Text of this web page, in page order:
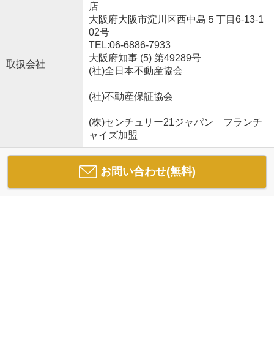
取扱会社
店
大阪府大阪市淀川区西中島５丁目6-13-1
02号
TEL:06-6886-7933
大阪府知事 (5) 第49289号
(社)全日本不動産協会
(社)不動産保証協会
(株)センチュリー21ジャパン フランチ
ャイズ加盟
お問い合わせ(無料)